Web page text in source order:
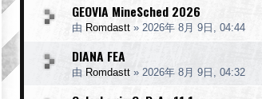
GEOVIA MineSched 2026
由 Romdastt » 2026年 8月 9日, 04:44
DIANA FEA
由 Romdastt » 2026年 8月 9日, 04:32